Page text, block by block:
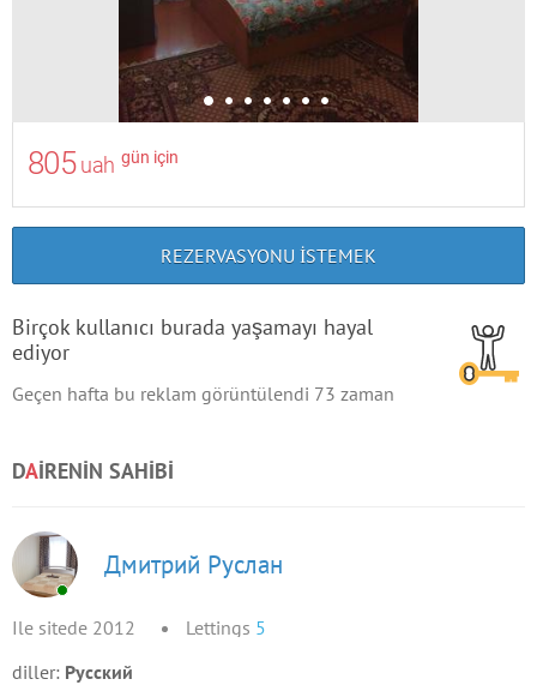
805 uah gün için
REZERVASYONU ISTEMEK
Birçok kullanıcı burada yaşamayı hayal
ediyor
Geçen hafta bu reklam görüntülendi 73 zaman
DAIRENIN SAHIBI
Дмитрий Руслан
Ile sitede 2012 Lettings 5
diller: Русский